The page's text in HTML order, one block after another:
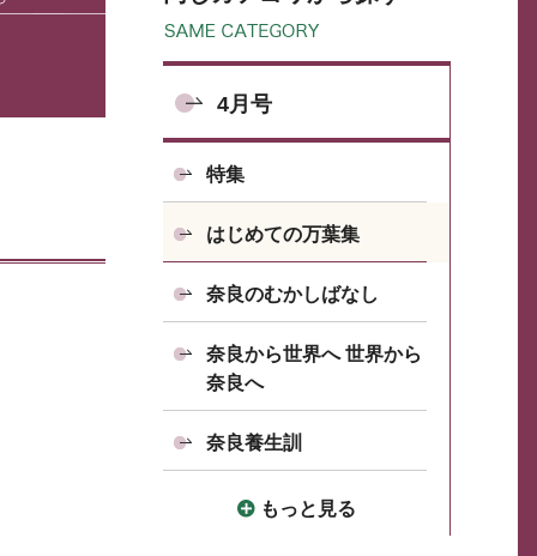
4月号
特集
はじめての万葉集
奈良のむかしばなし
奈良から世界へ 世界から
奈良へ
奈良養生訓
もっと見る